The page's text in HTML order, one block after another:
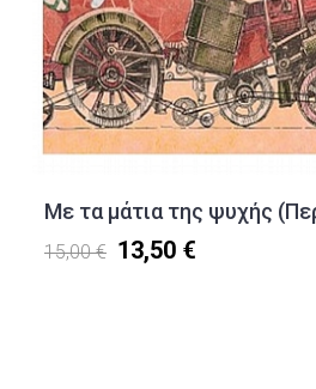
Με τα μάτια της ψυχής
15,00 € 13,50 €